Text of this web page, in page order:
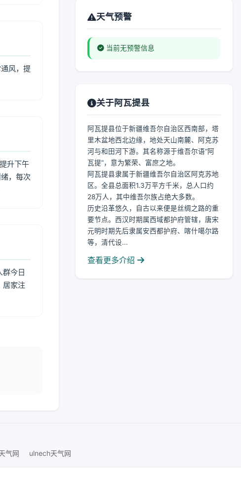
风，提
升下午
，每次
群今日
居家注
天气预警
当前无预警信息
关于阿瓦提县
阿瓦提县位于新疆维吾尔自治区西南部，塔
里木盆地西北边缘，地处天山南麓、阿克苏
河与和田河下游。其名称源于维吾尔语“阿
瓦提”，意为繁荣、富庶之地。
阿瓦提县隶属于新疆维吾尔自治区阿克苏地
区。全县总面积1.3万平方千米，总人口约
28万人，其中维吾尔族占绝大多数。
历史沿革悠久，自古以来便是丝绸之路的重
要节点。西汉时期属西域都护府管辖，唐宋
元明时期先后隶属安西都护府、喀什噶尔路
等，清代设...
查看更多介绍
气网 ulnech天气网